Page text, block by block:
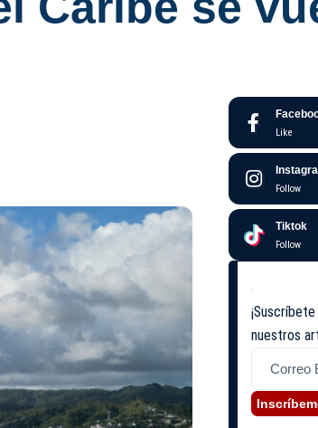
Like
Follow
Tiktok
Follow
nuestros